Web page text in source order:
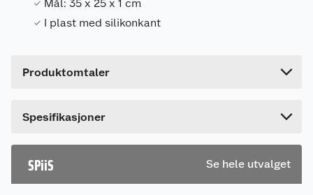
Mål: 35 x 25 x 1 cm
I plast med silikonkant
Produktomtaler
Dette produktet har ikke fått noen omtale ennå.
en omtale.
Spesifikasjoner
SPiiS Se hele utvalget